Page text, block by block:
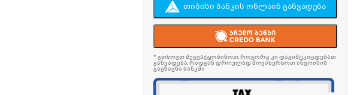
თიბისი ბანკის ონლაინ განვადება
* გთხოვთ შეგვატყობინოთ, როგორც კი დაგიმტკიცდებათ
განვადება, რადგან დროულად მოვახერხოთ ინვოისის
გაგზავნა ბანკში